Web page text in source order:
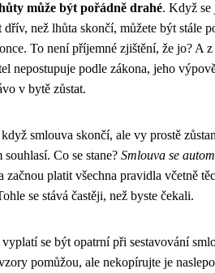
může být pořádně drahé. Když se
dřív, než lhůta skončí, můžete být stále
To není příjemné zjištění, že jo? A z
nepostupuje podle zákona, jeho
v bytě zůstat.
smlouva skončí, ale vy prostě
Co se stane? Smlouva se
začnou platit všechna pravidla včetně
se stává častěji, než byste čekali.
se být opatrní při sestavování
pomůžou, ale nekopírujte je